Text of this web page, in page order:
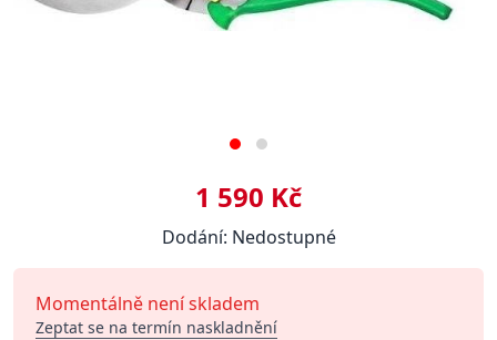
1 590 Kč
Dodání: Nedostupné
Momentálně není skladem
Zeptat se na termín naskladnění